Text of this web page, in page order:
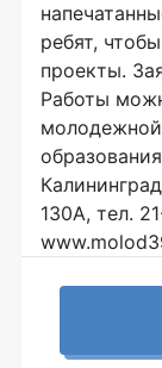
ребят,
проекты.
Работы
130А, тел.